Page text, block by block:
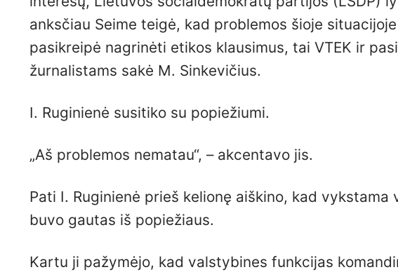
anksčiau Seime teigė, kad problemos šioje
pasikreipė nagrinėti etikos klausimus, tai VTEK ir
žurnalistams sakė M. Sinkevičius.
I. Ruginienė susitiko su popiežiumi.
„Aš problemos nematau“, – akcentavo jis.
Pati I. Ruginienė prieš kelionę aiškino, kad
buvo gautas iš popiežiaus.
Kartu ji pažymėjo, kad valstybines funkcijas